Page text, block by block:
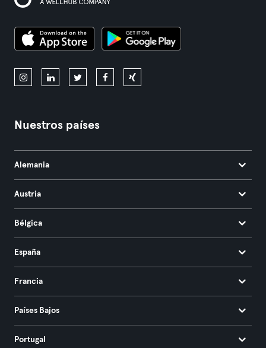
Nuestros países
Alemania
Austria
Bélgica
España
Francia
Países Bajos
Portugal